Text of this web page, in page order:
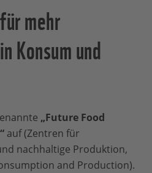
mehr
Konsum und
„Future Food
auf (Zentren für
nachhaltige Produktion,
and Production).